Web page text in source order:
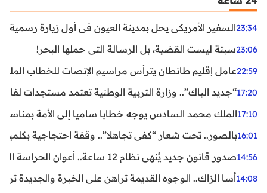
23:34السفير الأمريكي يحل بمدينة العيون في أول زيارة رسمية
23:06سبتة ليست القضية، بل الرسالة التي حملها البحر!
22:59عامل إقليم طانطان يترأس مراسيم الإنصات للخطاب
17:20“جديد الباك”.. وزارة التربية الوطنية تعتمد مستجدات
17:10الملك محمد السادس يوجه خطابا ساميا إلى الأمة بمناسبة الذكرى الـ27
16:01بالصور.. تحت شعار “كفى تجاهلا”.. وقفة احتجاجية بكلميم
14:56صدور قانون جديد يُنهي نظام 12 ساعة.. أعوان الحراسة الخاصة يستفيدون من المدة القانونية للشغل
14:08أسا الزاك.. الوجوه القديمة تراهن على الخبرة والجديدة